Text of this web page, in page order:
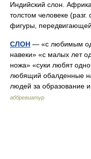
Индийский слон.
толстом человеке
фигуры,
СЛОН — «с любимым
навеки» «с малых лет
ножа» «суки любят
любящий обалденные
людей за образование
аббревиатур